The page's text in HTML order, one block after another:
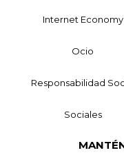
Internet Economy
Ocio
Responsabilidad
Sociales